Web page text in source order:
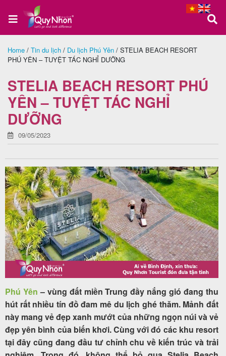
Trang
Tour
Quy
Tour
Phú
Yên
Tour
nước
Combo
Home / Tin du lịch / Du lịch Phú Yên / STELIA BEACH RESORT
PHÚ YÊN – TUYỆT TÁC NGHỈ DƯỠNG
STELIA BEACH RESORT PHÚ
YÊN – TUYỆT TÁC NGHỈ
DƯỠNG
09/05/2023
Phú Yên – vùng đất miền Trung đầy nắng gió đang thu
hút rất nhiều tín đồ đam mê du lịch ghé thăm. Mảnh đất
này mang vẻ đẹp xanh mướt của những ngọn núi và vẻ
đẹp yên bình của biến khơi. Cùng với đó các khu resort
tại đây cũng đang đầu tư chỉnh chu về kiến trúc và trải